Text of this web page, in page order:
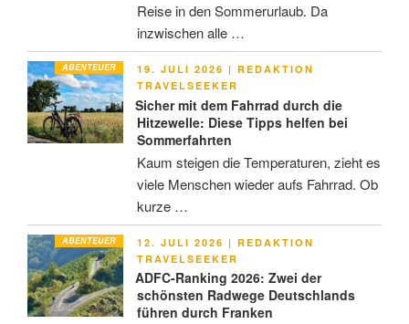
Reise in den Sommerurlaub. Da
inzwischen alle …
ABENTEUER
VERÖFFENTLICHT
AM
19. JULI 2026 | REDAKTION
TRAVELSEEKER
Sicher mit dem Fahrrad durch die
Hitzewelle: Diese Tipps helfen bei
Sommerfahrten
Kaum steigen die Temperaturen, zieht es
viele Menschen wieder aufs Fahrrad. Ob
kurze …
ABENTEUER
VERÖFFENTLICHT
AM
12. JULI 2026 | REDAKTION
TRAVELSEEKER
ADFC-Ranking 2026: Zwei der
schönsten Radwege Deutschlands
führen durch Franken